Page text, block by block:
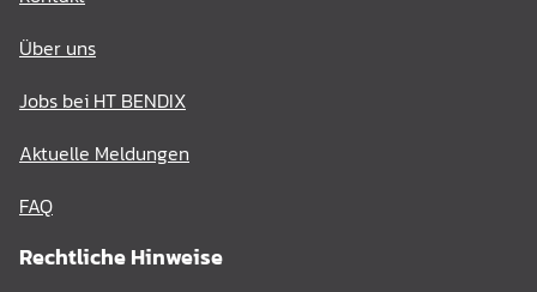
Über uns
Jobs bei HT BENDIX
Aktuelle Meldungen
FAQ
Rechtliche Hinweise